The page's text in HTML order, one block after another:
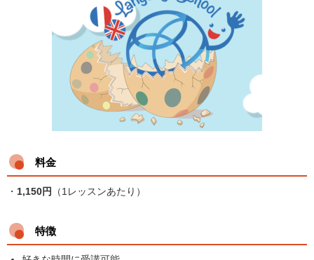
料金
・ 1,150 円 （1レッスンあたり）
特徴